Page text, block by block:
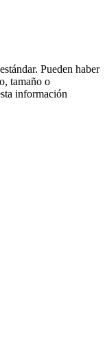
Pueden haber
tamaño o
información